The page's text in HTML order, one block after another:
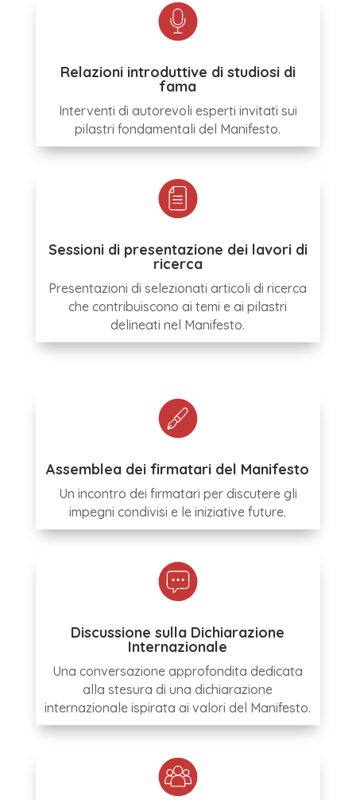
Relazioni introduttive di studiosi di
fama
Interventi di autorevoli esperti invitati sui
pilastri fondamentali del Manifesto.
Sessioni di presentazione dei lavori di
ricerca
Presentazioni di selezionati articoli di ricerca
che contribuiscono ai temi e ai pilastri
delineati nel Manifesto.
Assemblea dei firmatari del Manifesto
Un incontro dei firmatari per discutere gli
impegni condivisi e le iniziative future.
Discussione sulla Dichiarazione
Internazionale
Una conversazione approfondita dedicata
alla stesura di una dichiarazione
internazionale ispirata ai valori del Manifesto.